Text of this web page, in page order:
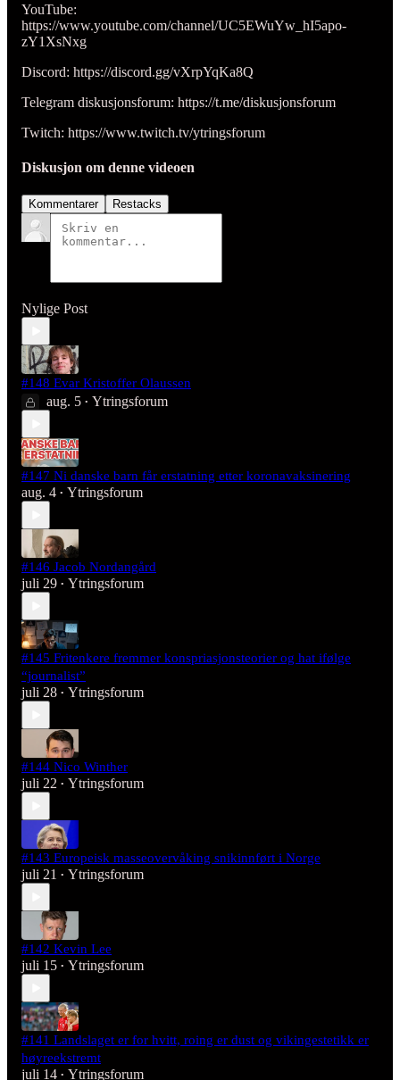
YouTube:
https://www.youtube.com/channel/UC5EWuYw_hI5apo-
zY1XsNxg
Discord: https://discord.gg/vXrpYqKa8Q
Telegram diskusjonsforum: https://t.me/diskusjonsforum
Twitch: https://www.twitch.tv/ytringsforum
Diskusjon om denne videoen
Kommentarer Restacks
Nylige Post
#148 Evar Kristoffer Olaussen
aug. 5 • Ytringsforum
#147 Ni danske barn får erstatning etter koronavaksinering
aug. 4 • Ytringsforum
#146 Jacob Nordangård
juli 29 • Ytringsforum
#145 Fritenkere fremmer konspriasjonsteorier og hat ifølge
“journalist”
juli 28 • Ytringsforum
#144 Nico Winther
juli 22 • Ytringsforum
#143 Europeisk masseovervåking snikinnført i Norge
juli 21 • Ytringsforum
#142 Kevin Lee
juli 15 • Ytringsforum
#141 Landslaget er for hvitt, roing er dust og vikingestetikk er
høyreekstremt
juli 14 • Ytringsforum